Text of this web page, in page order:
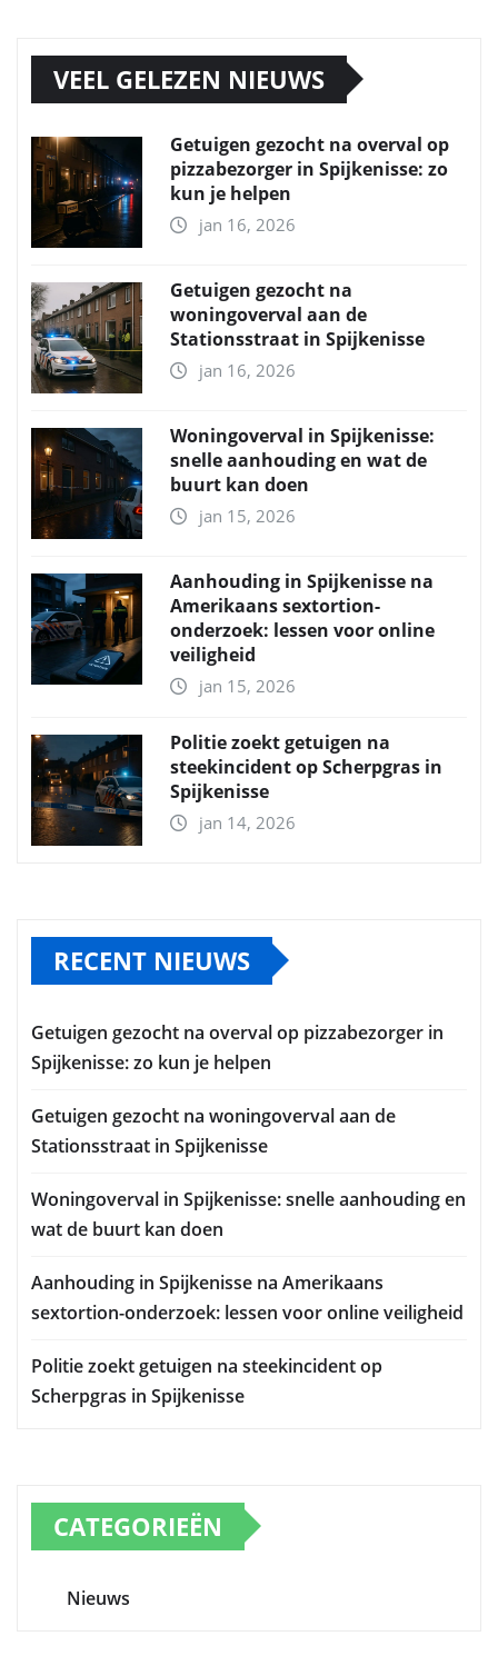
VEEL GELEZEN NIEUWS
Getuigen gezocht na overval op
pizzabezorger in Spijkenisse: zo
kun je helpen
jan 16, 2026
Getuigen gezocht na
woningoverval aan de
Stationsstraat in Spijkenisse
jan 16, 2026
Woningoverval in Spijkenisse:
snelle aanhouding en wat de
buurt kan doen
jan 15, 2026
Aanhouding in Spijkenisse na
Amerikaans sextortion-
onderzoek: lessen voor online
veiligheid
jan 15, 2026
Politie zoekt getuigen na
steekincident op Scherpgras in
Spijkenisse
jan 14, 2026
RECENT NIEUWS
Getuigen gezocht na overval op pizzabezorger in
Spijkenisse: zo kun je helpen
Getuigen gezocht na woningoverval aan de
Stationsstraat in Spijkenisse
Woningoverval in Spijkenisse: snelle aanhouding en
wat de buurt kan doen
Aanhouding in Spijkenisse na Amerikaans
sextortion-onderzoek: lessen voor online veiligheid
Politie zoekt getuigen na steekincident op
Scherpgras in Spijkenisse
CATEGORIEËN
Nieuws